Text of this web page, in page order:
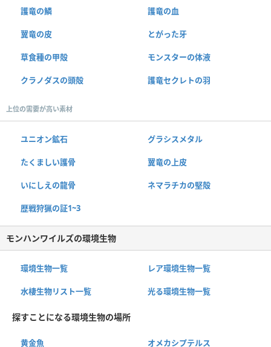
護竜の鱗 護竜の血
翼竜の皮 とがった牙
草食種の甲殻 モンスターの体液
クラノダスの頭殻 護竜セクレトの羽
上位の需要が高い素材
ユニオン鉱石 グラシスメタル
たくましい護骨 翼竜の上皮
いにしえの龍骨 ネマラチカの堅殻
歴戦狩猟の証1~3
モンハンワイルズの環境生物
環境生物一覧 レア環境生物一覧
水棲生物リスト一覧 光る環境生物一覧
探すことになる環境生物の場所
黄金魚 オメカシプテルス